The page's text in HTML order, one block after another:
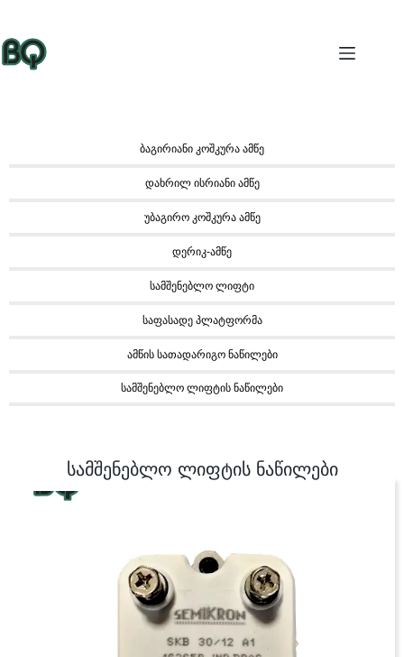
ბაგირიანი კოშკურა ამწე
დახრილ ისრიანი ამწე
უბაგირო კოშკურა ამწე
დერიკ-ამწე
სამშენებლო ლიფტი
საფასადე პლატფორმა
ამწის სათადარიგო ნაწილები
სამშენებლო ლიფტის ნაწილები
სამშენებლო ლიფტის ნაწილები